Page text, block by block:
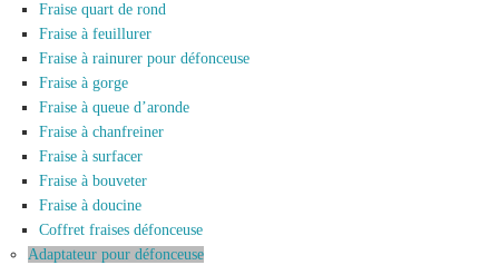
Fraise quart de rond
Fraise à feuillurer
Fraise à rainurer pour défonceuse
Fraise à gorge
Fraise à queue d’aronde
Fraise à chanfreiner
Fraise à surfacer
Fraise à bouveter
Fraise à doucine
Coffret fraises défonceuse
Adaptateur pour défonceuse